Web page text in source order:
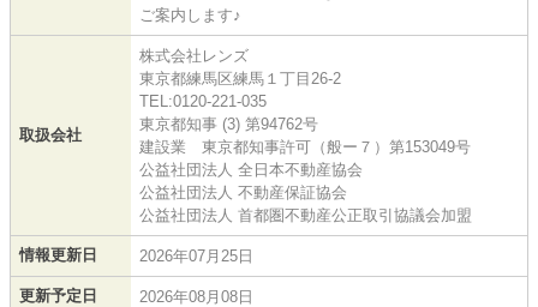
ご案内します♪
取扱会社
株式会社レンズ
東京都練馬区練馬１丁目26-2
TEL:0120-221-035
東京都知事 (3) 第94762号
建設業 東京都知事許可（般ー７）第153049号
公益社団法人 全日本不動産協会
公益社団法人 不動産保証協会
公益社団法人 首都圏不動産公正取引協議会加盟
情報更新日 2026年07月25日
更新予定日 2026年08月08日